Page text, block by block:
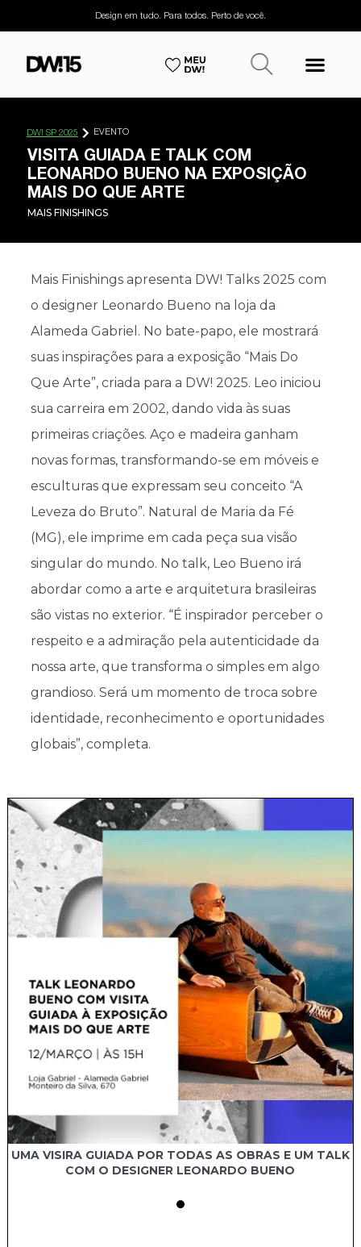
Design em tudo. Para todos. Perto de você.
DW! SP 2025 EVENTO
VISITA GUIADA E TALK COM
LEONARDO BUENO NA EXPOSIÇÃO
MAIS DO QUE ARTE
MAIS FINISHINGS
Mais Finishings apresenta DW! Talks 2025 com
o designer Leonardo Bueno na loja da
Alameda Gabriel. No bate-papo, ele mostrará
suas inspirações para a exposição “Mais Do
Que Arte”, criada para a DW! 2025. Leo iniciou
sua carreira em 2002, dando vida às suas
primeiras criações. Aço e madeira ganham
novas formas, transformando-se em móveis e
esculturas que expressam seu conceito “A
Leveza do Bruto”. Natural de Maria da Fé
(MG), ele imprime em cada peça sua visão
singular do mundo. No talk, Leo Bueno irá
abordar como a arte e arquitetura brasileiras
são vistas no exterior. “É inspirador perceber o
respeito e a admiração pela autenticidade da
nossa arte, que transforma o simples em algo
grandioso. Será um momento de troca sobre
identidade, reconhecimento e oportunidades
globais”, completa.
UMA VISIRA GUIADA POR TODAS AS OBRAS E UM TALK
COM O DESIGNER LEONARDO BUENO